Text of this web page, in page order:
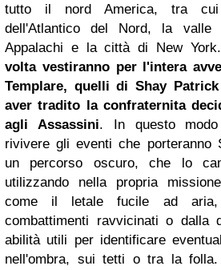
tutto il nord America, tra
dell'Atlantico del Nord, la
Appalachi e la città di New York.
volta vestiranno per l'intera
Templare, quelli di Shay
aver tradito la confraternita
agli Assassini. In questo
rivivere gli eventi che porteranno
un percorso oscuro, che lo
utilizzando nella propria
come il letale fucile ad aria,
combattimenti ravvicinati o dalla
abilità utili per identificare
nell'ombra, sui tetti o tra la